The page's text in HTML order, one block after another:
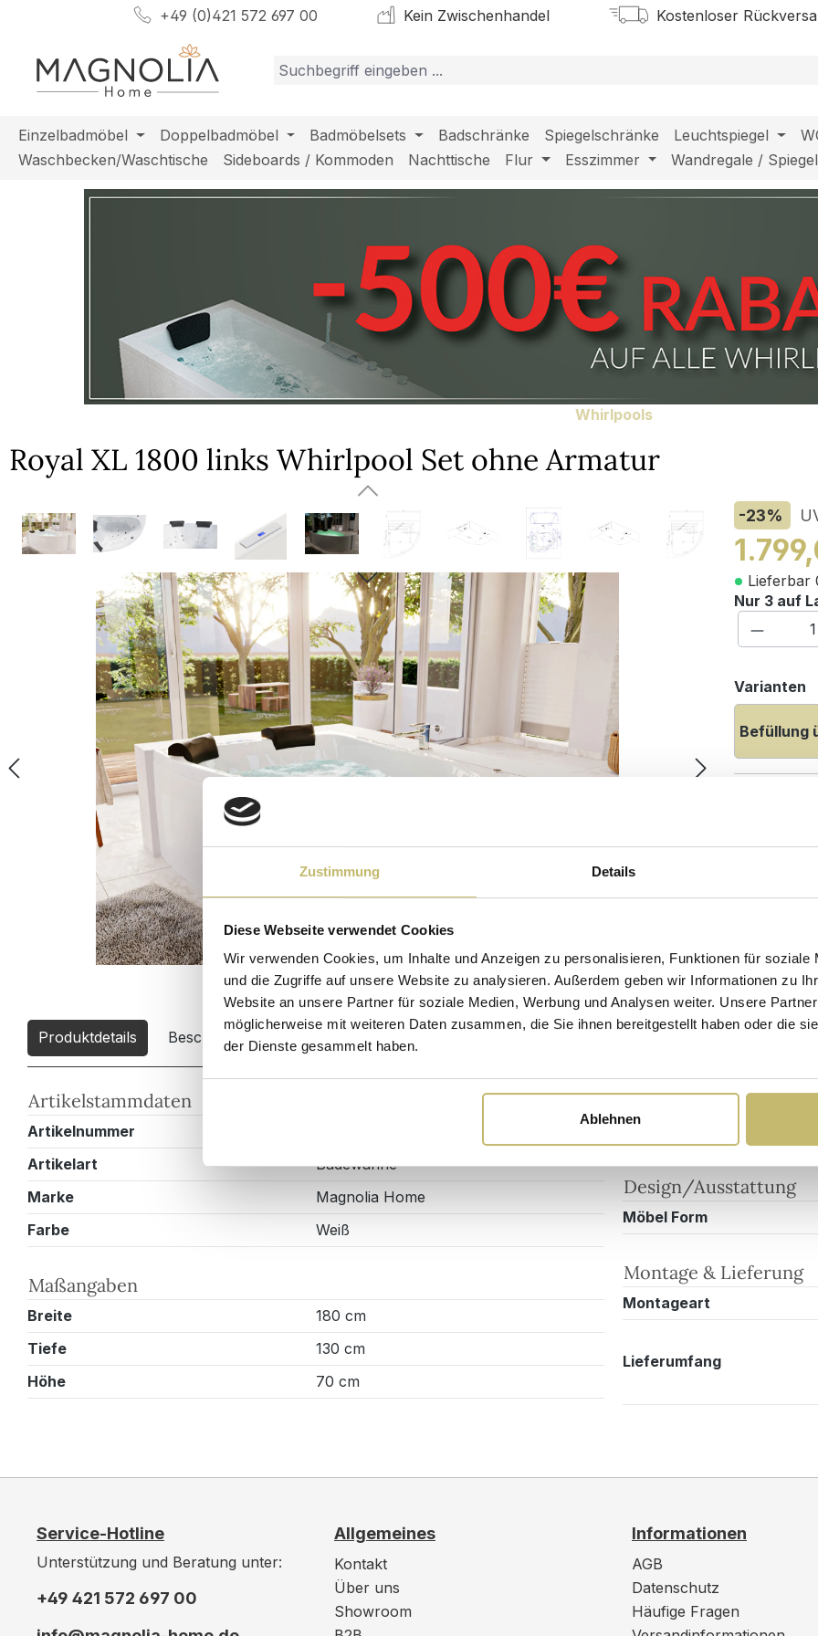
Zustimmung Details
Diese Webseite verwendet Cookies
Wir verwenden Cookies, um Inhalte und Anzeigen zu personalisieren, Funktionen für soziale
und die Zugriffe auf unsere Website zu analysieren. Außerdem geben wir Informationen zu
Website an unsere Partner für soziale Medien, Werbung und Analysen weiter. Unsere
möglicherweise mit weiteren Daten zusammen, die Sie ihnen bereitgestellt haben oder die
der Dienste gesammelt haben.
Ablehnen
Hauptinhalt springen
Zur Suche springen
Zur Hauptnavigation springen+49 (0)421 572 697 00 Kein Zwischenhandel Kostenloser
Einzelbadmöbel Doppelbadmöbel Badmöbelsets Badschränke Spiegelschränke Leuchtspiegel
Waschbecken/Waschtische
Sideboards / Kommoden Nachttische Flur Esszimmer Wandregale / Spiegel
Whirlpools
Royal XL 1800 links Whirlpool Set ohne Armatur
Bildergalerie überspringen -23%
Lieferbar
Nur 3 auf
Varianten
Befüllung
Maße
Produktdetails Beschreibung Downloads 3
Artikelstammdaten
Artikelnummer
Artikelart
Badewanne
Marke
Magnolia Home
Farbe
Weiß
Maßangaben
Breite
180 cm
Tiefe
130 cm
Höhe
70 cm
Materialien
Design/Ausstattung
Möbel Form
Montage & Lieferung
Montageart
Lieferumfang
Service-Hotline
Unterstützung und Beratung unter:
+49 421 572 697 00
Allgemeines
Kontakt
Über uns
Showroom
Informationen
AGB
Datenschutz
Häufige Fragen